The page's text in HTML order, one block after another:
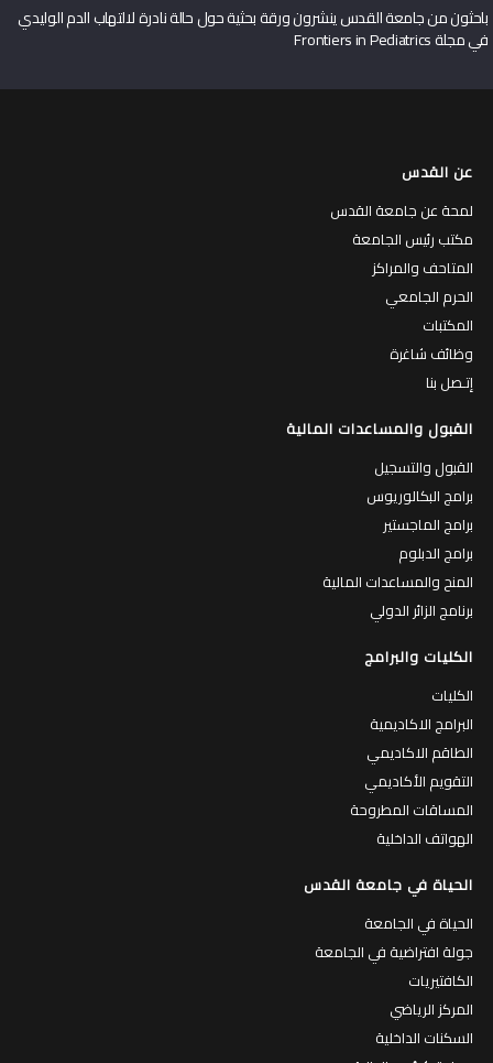
باحثون من جامعة القدس ينشرون ورقة بحثية حول حالة نادرة لالتهاب الدم الوليدي
في مجلة Frontiers in Pediatrics
عن القدس
لمحة عن جامعة القدس
مكتب رئيس الجامعة
المتاحف والمراكز
الحرم الجامعي
المكتبات
وظائف شاغرة
إتـصل بنا
القبول والمساعدات المالية
القبول والتسجيل
برامج البكالوريوس
برامج الماجستير
برامج الدبلوم
المنح والمساعدات المالية
برنامج الزائر الدولي
الكليات والبرامج
الكليات
البرامج الاكاديمية
الطاقم الاكاديمي
التقويم الأكاديمي
المساقات المطروحة
الهواتف الداخلية
الحياة في جامعة القدس
الحياة في الجامعة
جولة افتراضية في الجامعة
الكافتيريات
المركز الرياضي
السكنات الداخلية